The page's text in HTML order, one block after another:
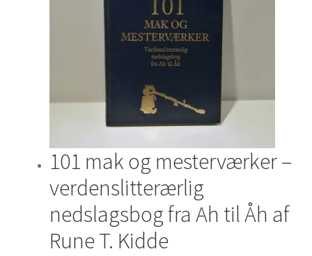
101 mak og mesterværker –
verdenslitterærlig
nedslagsbog fra Ah til Åh af
Rune T. Kidde